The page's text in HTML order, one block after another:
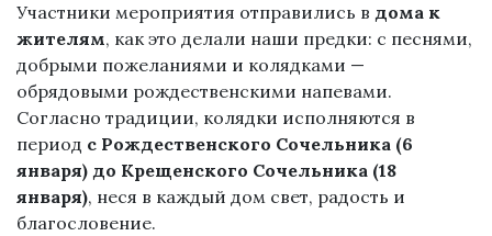
Участники мероприятия отправились в дома к
жителям, как это делали наши предки: с песнями,
добрыми пожеланиями и колядками —
обрядовыми рождественскими напевами.
Согласно традиции, колядки исполняются в
период с Рождественского Сочельника (6
января) до Крещенского Сочельника (18
января), неся в каждый дом свет, радость и
благословение.